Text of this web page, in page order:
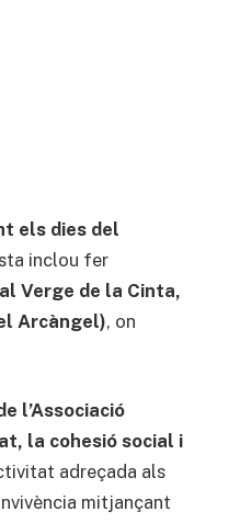
els dies del
inclou fer
Verge de la Cinta,
Arcàngel), on
l’Associació
la cohesió social i
adreçada als
mitjançant